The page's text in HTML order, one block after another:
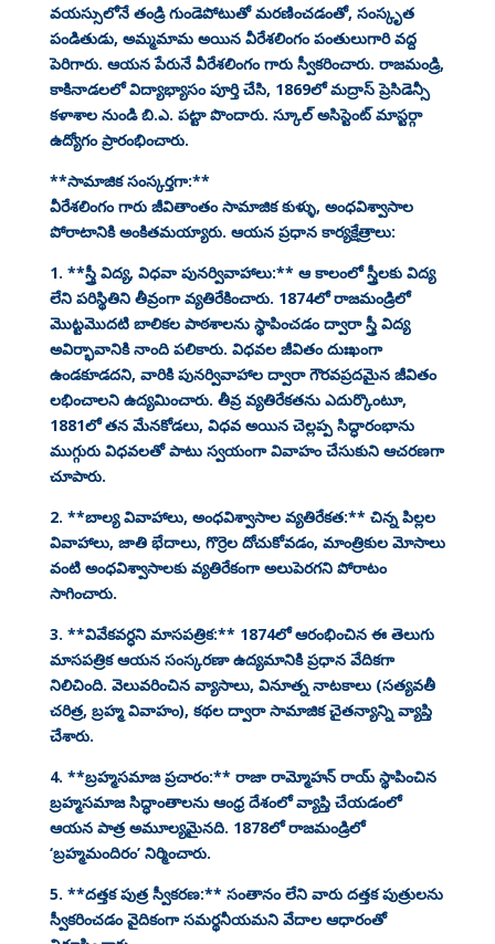
వయస్సులోనే తండ్రి గుండెపోటుతో మరణించడంతో, సంస్కృత
పండితుడు, అమ్మమామ అయిన వీరేశలింగం పంతులుగారి వద్ద
పెరిగారు. ఆయన పేరునే వీరేశలింగం గారు స్వీకరించారు. రాజమండ్రి,
కాకినాడలలో విద్యాభ్యాసం పూర్తి చేసి, 1869లో మద్రాస్ ప్రెసిడెన్సీ
కళాశాల నుండి బి.ఎ. పట్టా పొందారు. స్కూల్ అసిస్టెంట్ మాస్టర్గా
ఉద్యోగం ప్రారంభించారు.
**సామాజిక సంస్కర్తగా:**
వీరేశలింగం గారు జీవితాంతం సామాజిక కుళ్ళు, అంధవిశ్వాసాల
పోరాటానికి అంకితమయ్యారు. ఆయన ప్రధాన కార్యక్షేత్రాలు:
1. **స్త్రీ విద్య, విధవా పునర్వివాహాలు:** ఆ కాలంలో స్త్రీలకు విద్య
లేని పరిస్థితిని తీవ్రంగా వ్యతిరేకించారు. 1874లో రాజమండ్రిలో
మొట్టమొదటి బాలికల పాఠశాలను స్థాపించడం ద్వారా స్త్రీ విద్య
అవిర్భావానికి నాంది పలికారు. విధవల జీవితం దుఃఖంగా
ఉండకూడదని, వారికి పునర్వివాహాల ద్వారా గౌరవప్రదమైన జీవితం
లభించాలని ఉద్యమించారు. తీవ్ర వ్యతిరేకతను ఎదుర్కొంటూ,
1881లో తన మేనకోడలు, విధవ అయిన చెల్లప్ప సిద్ధారంభాను
ముగ్గురు విధవలతో పాటు స్వయంగా వివాహం చేసుకుని ఆచరణగా
చూపారు.
2. **బాల్య వివాహాలు, అంధవిశ్వాసాల వ్యతిరేకత:** చిన్న పిల్లల
వివాహాలు, జాతి భేదాలు, గొర్రెల దోచుకోవడం, మాంత్రికుల మోసాలు
వంటి అంధవిశ్వాసాలకు వ్యతిరేకంగా అలుపెరగని పోరాటం
సాగించారు.
3. **వివేకవర్ధని మాసపత్రిక:** 1874లో ఆరంభించిన ఈ తెలుగు
మాసపత్రిక ఆయన సంస్కరణా ఉద్యమానికి ప్రధాన వేదికగా
నిలిచింది. వెలువరించిన వ్యాసాలు, వినూత్న నాటకాలు (సత్యవతీ
చరిత్ర, బ్రహ్మ వివాహం), కథల ద్వారా సామాజిక చైతన్యాన్ని వ్యాప్తి
చేశారు.
4. **బ్రహ్మసమాజ ప్రచారం:** రాజా రామ్మోహన్ రాయ్ స్థాపించిన
బ్రహ్మసమాజ సిద్ధాంతాలను ఆంధ్ర దేశంలో వ్యాప్తి చేయడంలో
ఆయన పాత్ర అమూల్యమైనది. 1878లో రాజమండ్రిలో
‘బ్రహ్మమందిరం’ నిర్మించారు.
5. **దత్తక పుత్ర స్వీకరణ:** సంతానం లేని వారు దత్తక పుత్రులను
స్వీకరించడం వైదికంగా సమర్థనీయమని వేదాల ఆధారంతో